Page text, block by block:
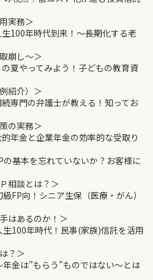
＞
年時代到来！～長期化する老
＞
ってみよう！子どもの教育資
＞
の弁護士が教える！知ってお
＞
と企業年金の効率的な受取り
本を忘れていないか？お客様に
？＞
！シニア生保（医療・がん）
か！＞
年時代！民事(家族)信託を活用
”もらう”ものではない～とは